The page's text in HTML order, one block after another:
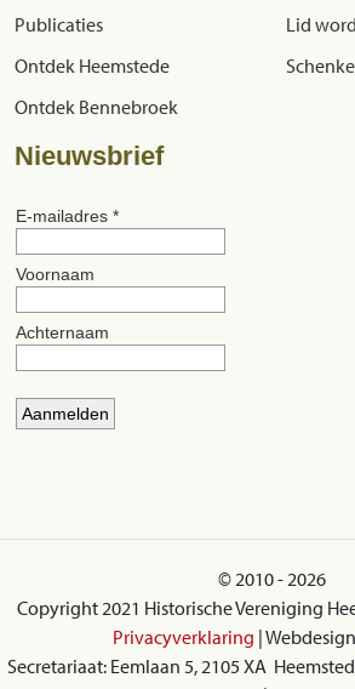
Publicaties
Ontdek Heemstede
Ontdek Bennebroek
Lid
Nieuwsbrief
© 2010 - 2026
Copyright 2021 Historische Vereniging
Privacyverklaring |
Secretariaat: Eemlaan 5, 2105 XA